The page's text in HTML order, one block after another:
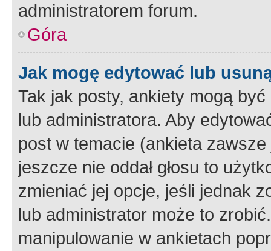
administratorem forum.
Góra
Jak mogę edytować lub
Tak jak posty, ankiety mogą
lub administratora. Aby
post w temacie (ankieta
jeszcze nie oddał głosu to
zmieniać jej opcje, jeśli jednak
lub administrator może to
manipulowanie w ankietach